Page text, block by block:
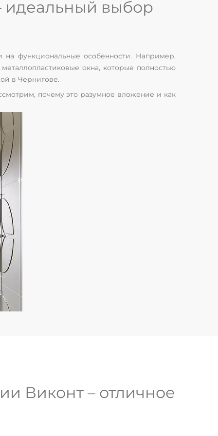
идеальный выбор
функциональные особенности. Например,
окна, которые полностью
в Чернигове.
почему это разумное вложение и как
Виконт – отличное